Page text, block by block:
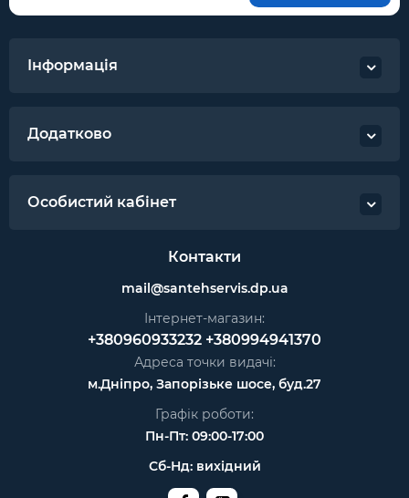
Інформація
Додатково
Особистий кабінет
Контакти
mail@santehservis.dp.ua
Інтернет-магазин:
+380960933232 +380994941370
Адреса точки видачі:
м.Дніпро, Запорізьке шосе, буд.27
Графік роботи:
Пн-Пт: 09:00-17:00
Сб-Нд: вихідний